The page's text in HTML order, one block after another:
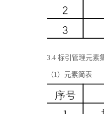
3.4 标引管理元素
（1）元素简表